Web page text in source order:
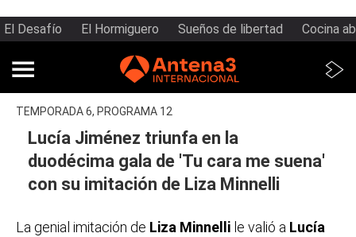
El Desafío El Hormiguero Sueños de libertad Cocina
TEMPORADA 6, PROGRAMA 12
Lucía Jiménez triunfa en la
duodécima gala de 'Tu cara me suena'
con su imitación de Liza Minnelli
La genial imitación de Liza Minnelli le valió a Lucía